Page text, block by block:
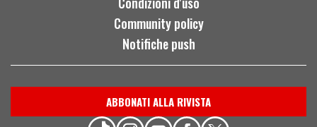
Community policy
Notifiche push
ABBONATI ALLA RIVISTA